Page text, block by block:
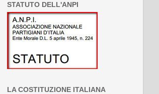
STATUTO DELL'ANPI
LA COSTITUZIONE ITALIANA